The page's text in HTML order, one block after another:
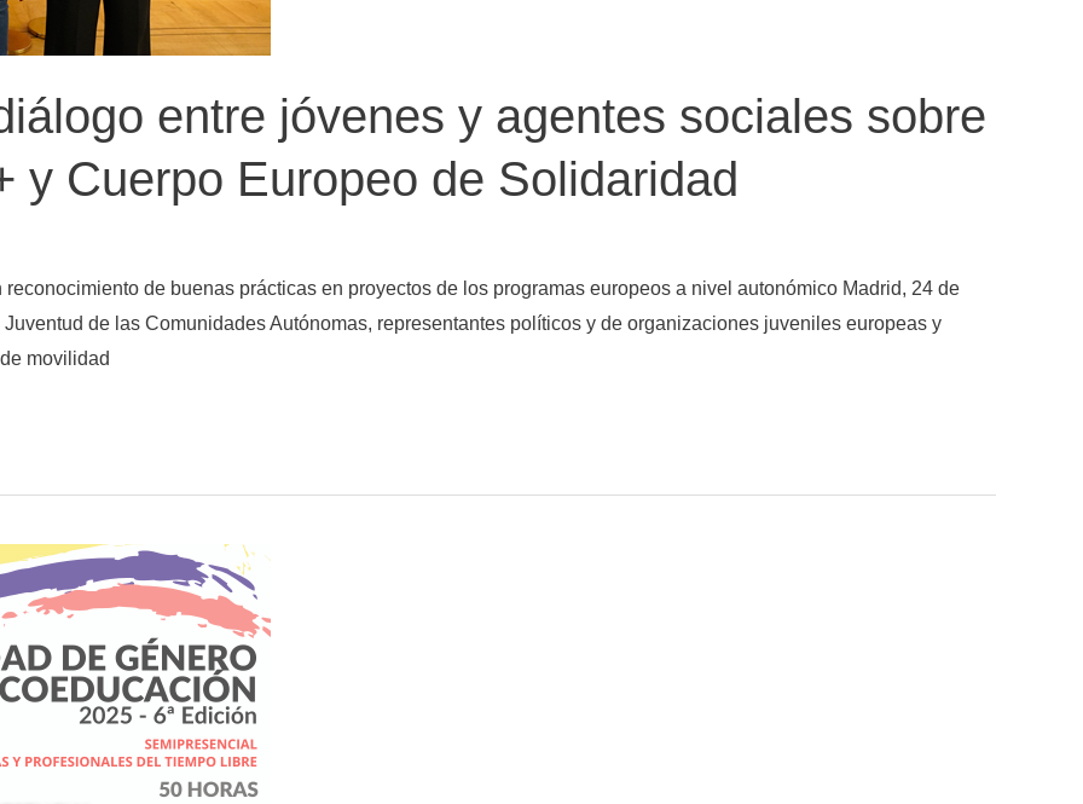
entre jóvenes y agentes sociales sobre
y Cuerpo Europeo de Solidaridad
de buenas prácticas en proyectos de los programas europeos a nivel autonómico Madrid, 24 de
de las Comunidades Autónomas, representantes políticos y de organizaciones juveniles europeas y
movilidad